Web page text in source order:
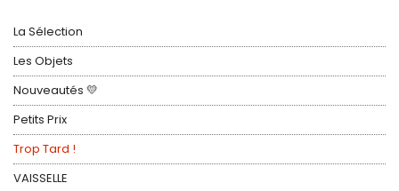
La Sélection
Les Objets
Nouveautés 💛
Petits Prix
Trop Tard !
VAISSELLE